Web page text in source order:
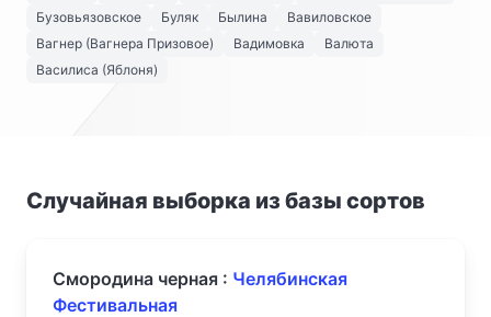
Бузовьязовское
Буляк Былина
Вавиловское
Вагнер (Вагнера Призовое)
Вадимовка
Валюта
Василиса (Яблоня)
Случайная выборка из базы сортов
Смородина черная : Челябинская
Фестивальная